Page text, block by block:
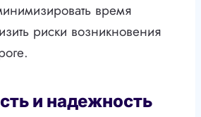
время
риски возникновения
и надежность